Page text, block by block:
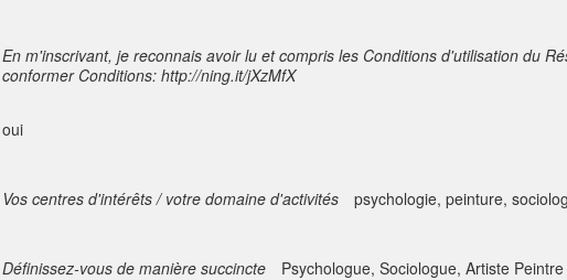
En m'inscrivant, je reconnais avoir lu et compris les Conditions d'utilisation du
conformer Conditions: http://ning.it/jXzMfX
oui
Vos centres d'intérêts / votre domaine d'activités psychologie, peinture,
Définissez-vous de manière succincte Psychologue, Sociologue, Artiste Peintre